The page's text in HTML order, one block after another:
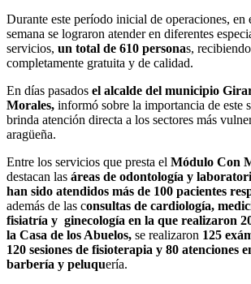
Durante este período inicial de operaciones, en
semana se lograron atender en diferentes
servicios, un total de 610 personas,
completamente gratuita y de calidad.
En días pasados el alcalde del municipio
Morales, informó sobre la importancia de este
brinda atención directa a los sectores más
aragüeña.
Entre los servicios que presta el Módulo Con
destacan las áreas de odontología y
han sido atendidos más de 100 pacientes
además de las consultas de cardiología,
fisiatría y ginecología en la que realizaron
la Casa de los Abuelos, se realizaron 125
120 sesiones de fisioterapia y 80 atenciones
barbería y peluquería.